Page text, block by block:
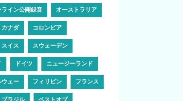
ライン公開録音 オーストラリア
カナダ コロンビア
スイス スウェーデン
ドイツ ニュージーランド
ウェー フィリピン フランス
ブラジル ベストオブ